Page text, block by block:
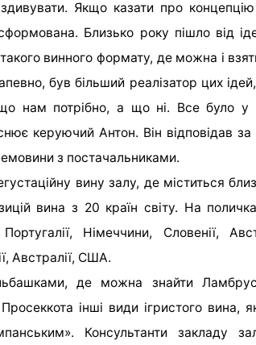
Якщо казати про
Близько року пішло від
винного формату, де можна і
був більший реалізатор цих
що нам потрібно, а що ні. Все було у
керуючий Антон. Він відповідав
з постачальниками.
вину залу, де міститься
вина з 20 країн світу. На
Португалії, Німеччини, Словенії,
Австралії, США.
де можна знайти
інші види ігристого вина,
Консультанти закладу